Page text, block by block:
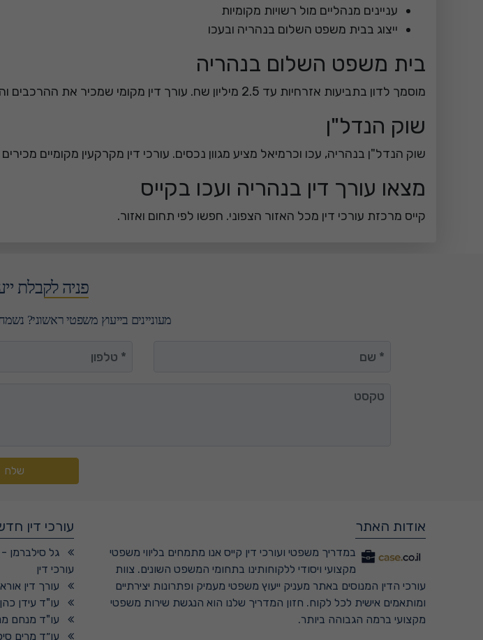
עניינים מנהליים מול רשויות מקומיות
ייצוג בבית משפט השלום בנהריה ובעכו
בית משפט השלום בנהריה
מוסמך לדון בתביעות אזרחיות עד 2.5 מיליון שח. עורך דין מקומי שמכיר את ההרכבים והנוהלות יכול לייצג אתכם ביעילות.
שוק הנדל"ן
שוק הנדל"ן בנהריה, עכו וכרמיאל מציע מגוון נכסים. עורכי דין מקרקעין מקומיים
מצאו עורך דין בנהריה ועכו בקייס
קייס מרכזת עורכי דין מכל האזור הצפוני. חפשו לפי תחום ואזור.
פניה לקבלת
מעוניינים בייעוץ משפטי ראשוני?
טקסט
שלח
אודות האתר
במדריך משפטי ועורכי דין קייס אנו מתמחים בליווי משפטי
מקצועי ויסודי ללקוחותינו בתחומי המשפט השונים. צוות
עורכי הדין המנוסים באתר מעניק ייעוץ משפטי מעמיק ופתרונות יצירתיים
ומותאמים אישית לכל לקוח. חזון המדריך שלנו הוא הנגשת שירות משפטי
מקצועי ברמה הגבוהה ביותר.
עורכי דין
גל סילברמן
עורכי דין
עורך דין
עו"ד עידן כהן
עו"ד מנחם
עו״ד מרים